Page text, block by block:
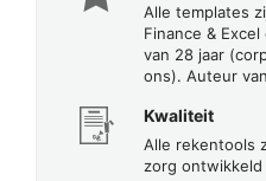
Alle templates
Finance &
van 28 jaar
ons). Auteur
Kwaliteit
Alle rekentools
zorg